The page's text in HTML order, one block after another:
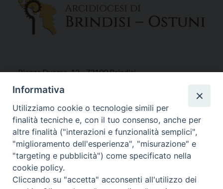
Piazza Duomo, 12 - 72100 Brindisi
Tel 0831.521958
Fax 0831.528315
Orari Curia
Mar. / Mer. / Giov. ore 9 - 13
nei mesi estivi solo Martedì ore 9 - 13
Informativa
Utilizziamo cookie o tecnologie simili per
finalità tecniche e, con il tuo consenso, anche per
altre finalità ("interazioni e funzionalità semplici",
"miglioramento dell'esperienza", "misurazione" e
"targeting e pubblicità") come specificato nella
cookie policy.
Cliccando su "accetta" acconsenti all'utilizzo dei